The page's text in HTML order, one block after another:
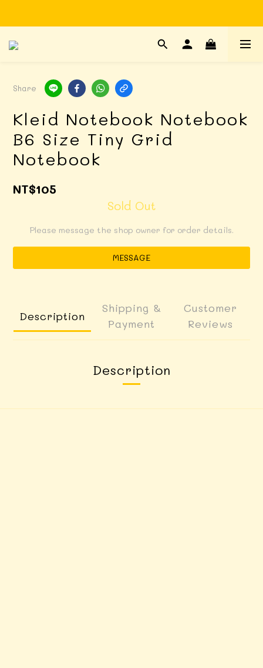
Time to enjoy STATIONERY!
Share
Kleid Notebook Notebook
B6 Size Tiny Grid
Notebook
NT$105
Sold Out
Please message the shop owner for order details.
MESSAGE
Description
Shipping &
Payment
Customer
Reviews
Description